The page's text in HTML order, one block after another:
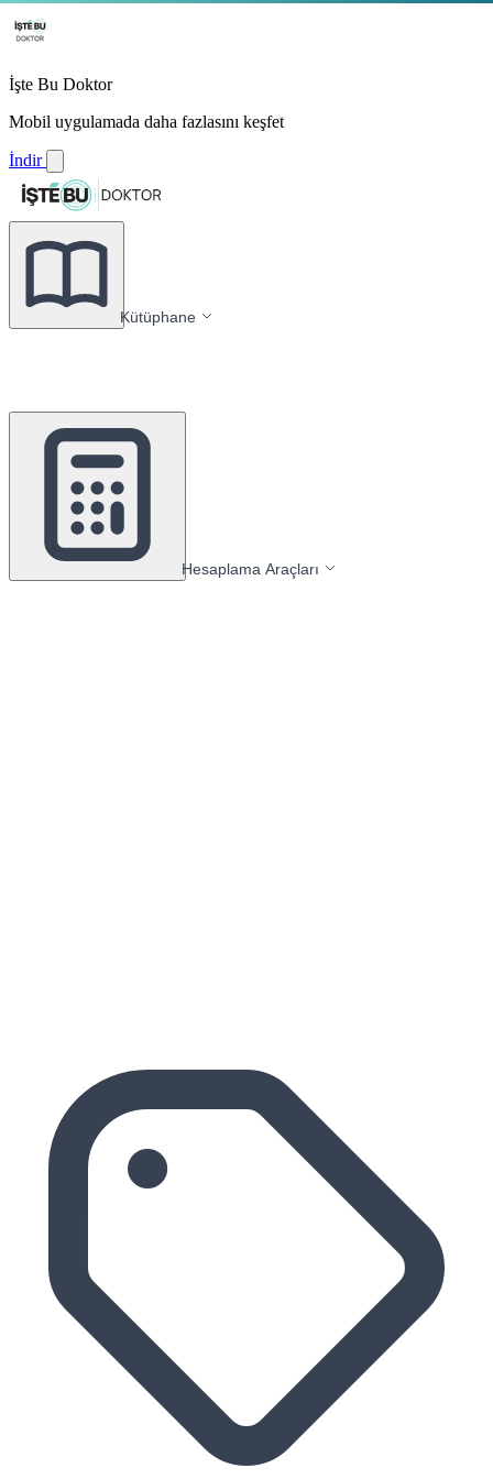
İşte Bu Doktor
Mobil uygulamada daha fazlasını keşfet
İndir
Kütüphane
Hesaplama Araçları